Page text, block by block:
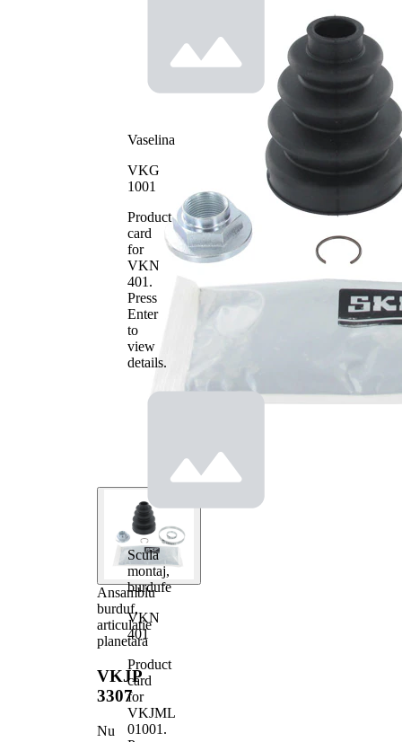
Ansamblu
burduf,
articulatie
planetara
VKJP
3307
Nu
Vaselina
VKG
1001
Product
card
for
VKN
401 .
Press
Enter
to
view
details.
Scula
montaj,
burdufe
VKN
401
Product
card
for
VKJML
01001 .